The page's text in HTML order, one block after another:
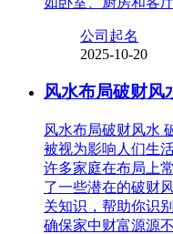
公司起名
2025-10-20
风水布局破财风
风水布局破财风水
被视为影响人们生
许多家庭在布局上
了一些潜在的破财
关知识，帮助你识
确保家中财富源源